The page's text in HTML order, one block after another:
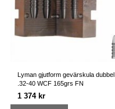
Lyman gjutform gevärskula dubbel
.32-40 WCF 165grs FN
1 374 kr